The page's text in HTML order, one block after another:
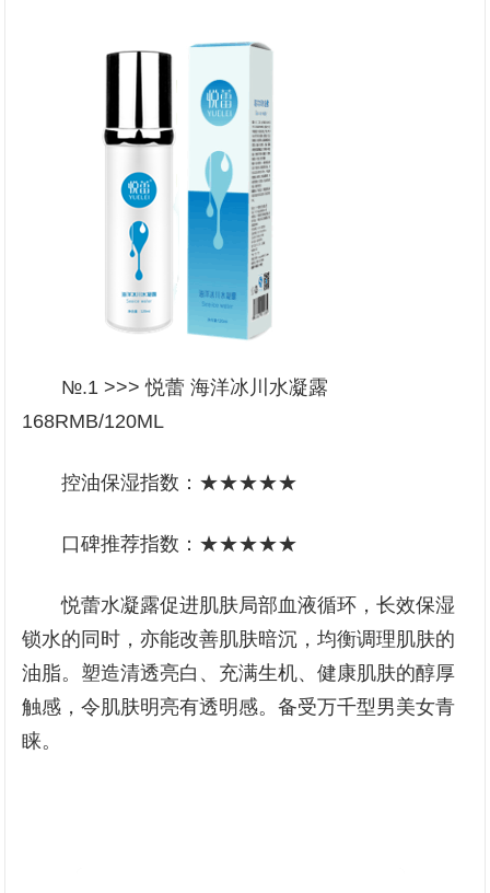
№.1 >>> 悦蕾 海洋冰川水凝露
168RMB/120ML
控油保湿指数：★★★★★
口碑推荐指数：★★★★★
悦蕾水凝露促进肌肤局部血液循环，长效保湿
锁水的同时，亦能改善肌肤暗沉，均衡调理肌肤的
油脂。塑造清透亮白、充满生机、健康肌肤的醇厚
触感，令肌肤明亮有透明感。备受万千型男美女青
睐。